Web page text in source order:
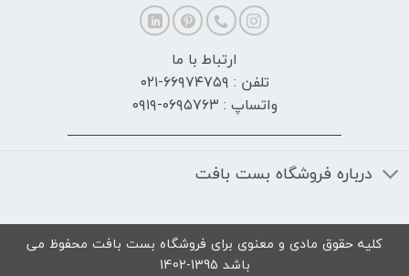
ارتباط با ما
تلفن : ۶۶۹۷۴۷۵۹-۰۲۱
واتساپ : ۰۶۹۵۷۶۳-۰۹۱۹
درباره فروشگاه بست بافت
کلیه حقوق مادی و معنوی برای فروشگاه بست بافت محفوظ می
باشد 1395-1402